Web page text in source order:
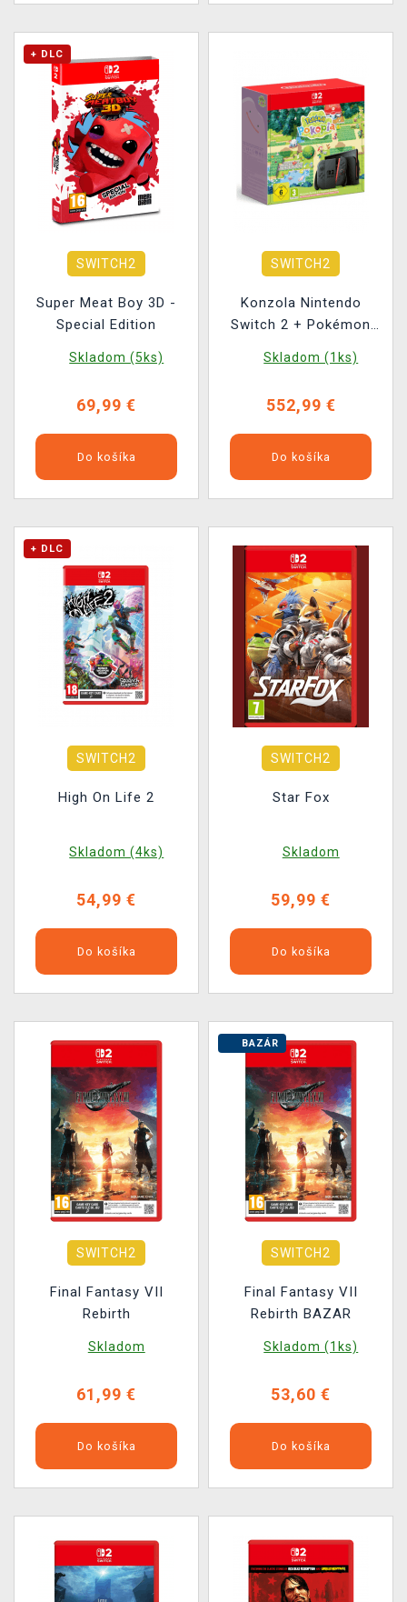
+ DLC
SWITCH2
Super Meat Boy 3D -
Special Edition
Skladom (5ks)
69,99 €
Do košíka
SWITCH2
Konzola Nintendo
Switch 2 + Pokémon
Skladom (1ks)
552,99 €
Do košíka
+ DLC
SWITCH2
High On Life 2
Skladom (4ks)
54,99 €
Do košíka
SWITCH2
Star Fox
Skladom
59,99 €
Do košíka
SWITCH2
Final Fantasy VII
Rebirth
Skladom
61,99 €
Do košíka
BAZÁR
SWITCH2
Final Fantasy VII
Rebirth BAZAR
Skladom (1ks)
53,60 €
Do košíka